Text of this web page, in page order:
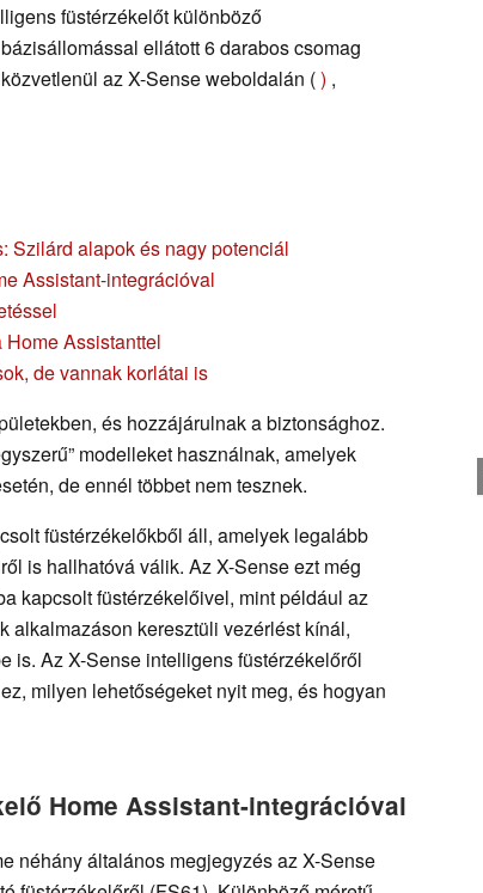
füstérzékelőt különböző
ellátott 6 darabos csomag
az X-Sense weboldalán () ,
Szilárd alapok és nagy potenciál
Assistant-integrációval
Assistanttel
de vannak korlátai is
és hozzájárulnak a biztonsághoz.
modelleket használnak, amelyek
de ennél többet nem tesznek.
füstérzékelőkből áll, amelyek legalább
is hallhatóvá válik. Az X-Sense ezt még
kapcsolt füstérzékelőivel, mint például az
alkalmazáson keresztüli vezérlést kínál,
is. Az X-Sense intelligens füstérzékelőről
milyen lehetőségeket nyit meg, és hogyan
Home Assistant-integrációval
néhány általános megjegyzés az X-Sense